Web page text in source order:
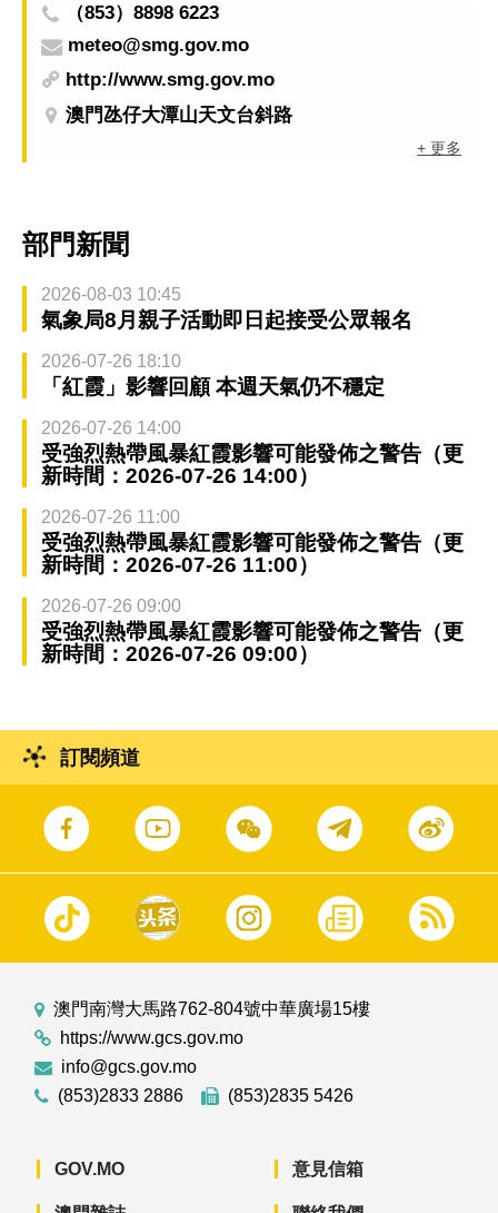
（853）8898 6223
meteo@smg.gov.mo
http://www.smg.gov.mo
澳門氹仔大潭山天文台斜路
+ 更多
部門新聞
2026-08-03 10:45
氣象局8月親子活動即日起接受公眾報名
2026-07-26 18:10
「紅霞」影響回顧 本週天氣仍不穩定
2026-07-26 14:00
受強烈熱帶風暴紅霞影響可能發佈之警告（更
新時間：2026-07-26 14:00）
2026-07-26 11:00
受強烈熱帶風暴紅霞影響可能發佈之警告（更
新時間：2026-07-26 11:00）
2026-07-26 09:00
受強烈熱帶風暴紅霞影響可能發佈之警告（更
新時間：2026-07-26 09:00）
訂閱頻道
澳門南灣大馬路762-804號中華廣場15樓
https://www.gcs.gov.mo
info@gcs.gov.mo
(853)2833 2886
(853)2835 5426
GOV.MO 意見信箱